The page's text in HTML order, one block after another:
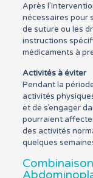
Après
nécessaires pour
de suture ou les
instructions
médicaments à
Activités à éviter
Pendant la
activités
et de s’engager
pourraient
des activités
quelques